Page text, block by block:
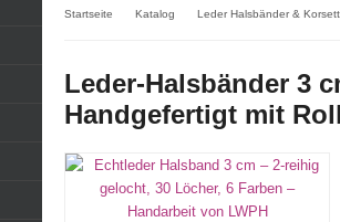
Startseite Katalog Leder Halsbänder &
Leder-Halsbänder 3
Handgefertigt mit